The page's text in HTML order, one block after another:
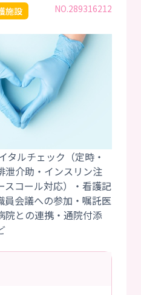
施設 NO.289316212
ルチェック（定時・
泄介助・インスリン注
スコール対応）・看護記
員会議への参加・嘱託医
院との連携・通院付添